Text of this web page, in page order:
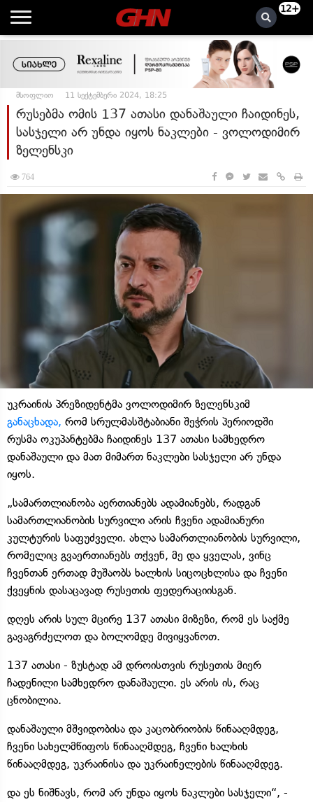
12+
მსოფლიო 11 სექტემბერი 2024, 18:25
რუსებმა ომის 137 ათასი დანაშაული ჩაიდინეს,
სასჯელი არ უნდა იყოს ნაკლები - ვოლოდიმირ
ზელენსკი
764
უკრაინის პრეზიდენტმა ვოლოდიმირ ზელენსკიმ
განაცხადა, რომ სრულმასშტაბიანი შეჭრის პერიოდში
რუსმა ოკუპანტებმა ჩაიდინეს 137 ათასი სამხედრო
დანაშაული და მათ მიმართ ნაკლები სასჯელი არ უნდა
იყოს.
„სამართლიანობა აერთიანებს ადამიანებს, რადგან
სამართლიანობის სურვილი არის ჩვენი ადამიანური
კულტურის საფუძველი. ახლა სამართლიანობის სურვილი,
რომელიც გვაერთიანებს თქვენ, მე და ყველას, ვინც
ჩვენთან ერთად მუშაობს ხალხის სიცოცხლისა და ჩვენი
ქვეყნის დასაცავად რუსეთის ფედერაციისგან.
დღეს არის სულ მცირე 137 ათასი მიზეზი, რომ ეს საქმე
გავაგრძელოთ და ბოლომდე მივიყვანოთ.
137 ათასი - ზუსტად ამ დროისთვის რუსეთის მიერ
ჩადენილი სამხედრო დანაშაული. ეს არის ის, რაც
ცნობილია.
დანაშაული მშვიდობისა და კაცობრიობის წინააღმდეგ,
ჩვენი სახელმწიფოს წინააღმდეგ, ჩვენი ხალხის
წინააღმდეგ, უკრაინისა და უკრაინელების წინააღმდეგ.
და ეს ნიშნავს, რომ არ უნდა იყოს ნაკლები სასჯელი“, -